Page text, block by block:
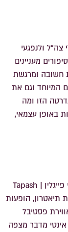
ולנפגעי
מעניינים
חשובה ומרגשת
המיוחד וגם את
הזו ומה
באופן עצמאי,
דודו טסה | אריאל זילבר | עלמה גוב איה זהבי פייגלין | Tapash
תיאטרון, הופעות
פסטיבל
מדבר מצפה